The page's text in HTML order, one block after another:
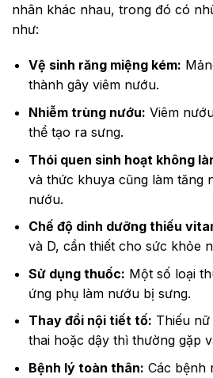
nhân khác nhau, trong đó có
như:
Vệ sinh răng miệng kém:
thành gây viêm nướu.
Nhiễm trùng nướu: Viêm
thể tạo ra sưng.
Thói quen sinh hoạt không
và thức khuya cũng làm tăng
nướu.
Chế độ dinh dưỡng thiếu
và D, cần thiết cho sức khỏe
Sử dụng thuốc: Một số loại
ứng phụ làm nướu bị sưng.
Thay đổi nội tiết tố: Thiếu
thai hoặc dậy thì thường gặp
Bệnh lý toàn thân: Các bệnh